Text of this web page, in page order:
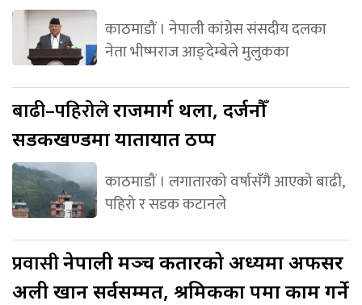
काठमाडौं । नेपाली कांग्रेस संसदीय दलका
नेता भीष्मराज आङ्देम्बेले मुलुकका
बाढी–पहिरोलेराजमार्ग थला, दर्जनौँ
सडकखण्डमा यातायात ठप्प
काठमाडौं । लगातारको वर्षासँगै आएको बाढी,
पहिरो र सडक कटानले
प्रवासीनेपाली मञ्च कतारको अध्यक्षमा अफसर
अली खान सर्वसम्मत, श्रमिकका पक्षमा काम गर्ने